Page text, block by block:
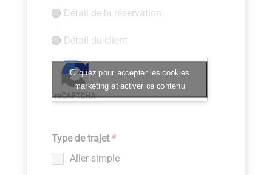
Détail de la réservation
Détail du client
Cliquez pour accepter les cookies
marketing et activer ce contenu
Type de trajet*
Aller simple